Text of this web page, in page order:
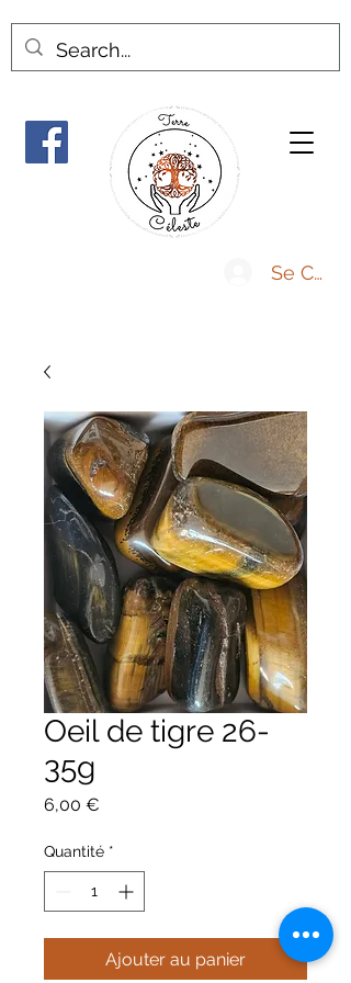
Se
Oeil de tigre 26-
35g
6,00 €
Quantité *
Ajouter au panier